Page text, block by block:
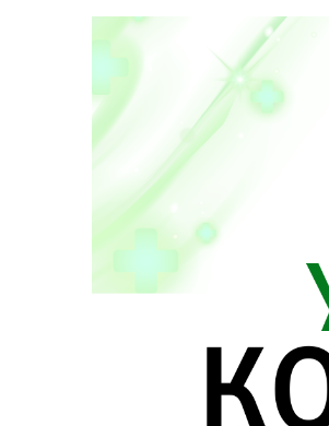
Депутатський корпус